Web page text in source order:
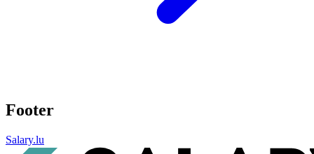
Footer
Salary.lu